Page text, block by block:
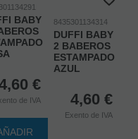
BABY
€
de IVA
8435301134314
DUFFI BABY
2 BABEROS
ESTAMPADO
AZUL
4,60 €
Exento de IVA